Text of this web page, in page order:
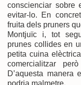
conscienciar sobre
evitar-lo. En
fruita dels pruners
Montjuïc i, tot
prunes collides en
petita cuina
comercialitzar
D’aquesta
podria malmetre.